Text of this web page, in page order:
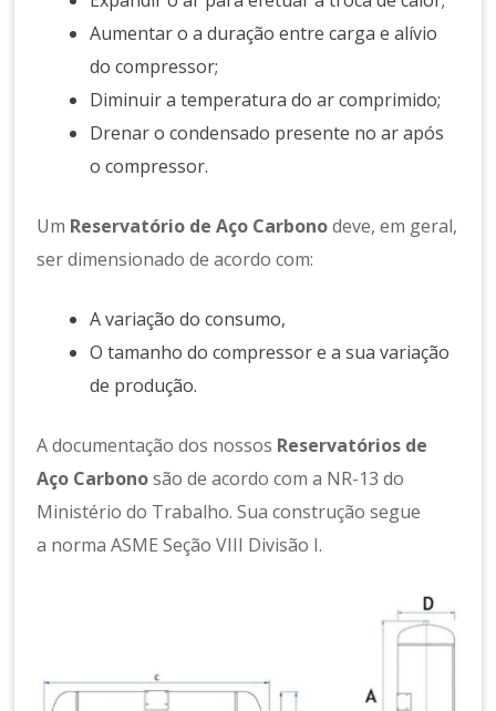
Aumentar o a duração entre carga e alívio
do compressor;
Diminuir a temperatura do ar comprimido;
Drenar o condensado presente no ar após
o compressor.
Um Reservatório de Aço Carbonodeve, em geral,
ser dimensionado de acordo com:
A variação do consumo,
O tamanho do compressor e a sua variação
de produção.
A documentação dos nossos Reservatórios de
Aço Carbonosão de acordo com a NR-13 do
Ministério do Trabalho. Sua construção segue
a norma ASME Seção VIII Divisão I.